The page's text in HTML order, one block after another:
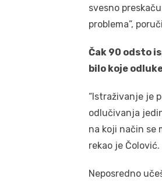
svesno
problema”,
Čak 90 odsto
bilo koje
“Istraživanje je
odlučivanja
na koji način se
rekao je Čolović.
Neposredno